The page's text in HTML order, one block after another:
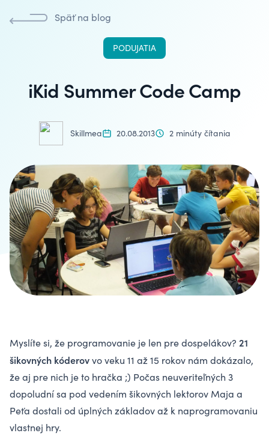
Späť na blog
PODUJATIA
iKid Summer Code Camp
Skillmea 20.08.2013 2 minúty čítania
Myslíte si, že programovanie je len pre dospelákov? 21
šikovných kóderovvo veku 11 až 15 rokov nám dokázalo,
že aj pre nich je to hračka ;) Počas neuveriteľných 3
dopoludní sa pod vedením šikovných lektorov Maja a
Peťa dostali od úplných základov až k naprogramovaniu
vlastnej hry.